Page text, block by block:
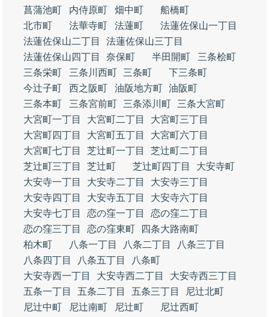
菖蒲池町
内侍原町 畑中町
船橋町
北市町
法華寺町 法蓮町
法蓮佐保山一丁目
法蓮佐保山二丁目
法蓮佐保山三丁目
法蓮佐保山四丁目
奈保町 半田開町
三条桧町
三条栄町
三条川西町 三条町
下三条町
今辻子町
西之阪町 油阪地方町 油阪町
三条本町
三条宮前町 三条添川町
三条大宮町
大宮町一丁目
大宮町二丁目
大宮町三丁目
大宮町四丁目
大宮町五丁目
大宮町六丁目
大宮町七丁目
芝辻町一丁目
芝辻町二丁目
芝辻町三丁目
芝辻町 芝辻町四丁目
大安寺町
大安寺一丁目
大安寺二丁目
大安寺三丁目
大安寺四丁目
大安寺五丁目
大安寺六丁目
大安寺七丁目
恋の窪一丁目
恋の窪二丁目
恋の窪三丁目
恋の窪東町
四条大路南町
柏木町
八条一丁目 八条二丁目
八条三丁目
八条四丁目
八条五丁目
八条町
大安寺西一丁目
大安寺西二丁目
大安寺西三丁目
五条一丁目
五条二丁目 五条三丁目
尼辻北町
尼辻中町
尼辻南町 尼辻町
尼辻西町